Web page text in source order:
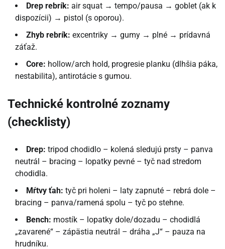
Drep rebrík: air squat → tempo/pausa → goblet (ak k
dispozícii) → pistol (s oporou).
Zhyb rebrík: excentriky → gumy → plné → prídavná
záťaž.
Core: hollow/arch hold, progresie planku (dlhšia páka,
nestabilita), antirotácie s gumou.
Technické kontrolné zoznamy
(checklisty)
Drep: tripod chodidlo – kolená sledujú prsty – panva
neutrál – bracing – lopatky pevné – tyč nad stredom
chodidla.
Mŕtvy ťah: tyč pri holeni – laty zapnuté – rebrá dole –
bracing – panva/ramená spolu – tyč po stehne.
Bench: mostík – lopatky dole/dozadu – chodidlá
„zavarené“ – zápästia neutrál – dráha „J“ – pauza na
hrudníku.